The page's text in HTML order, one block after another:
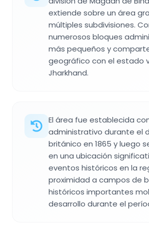
extiende sobre un área
múltiples subdivisiones.
numerosos bloques
más pequeños y
geográfico con el estado
Jharkhand.
El área fue establecida
administrativo durante el
británico en 1865 y luego
en una ubicación
eventos históricos en la
proximidad a campos de
históricos importantes
desarrollo durante el